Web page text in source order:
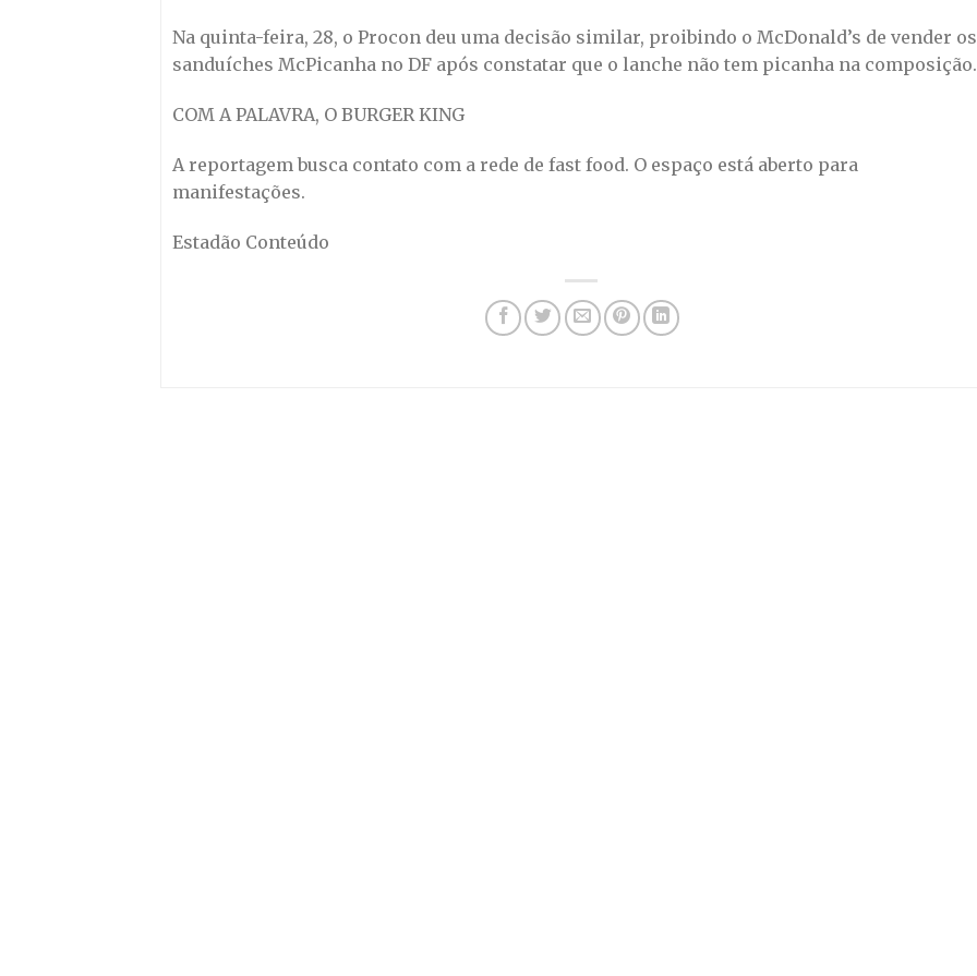
Na quinta-feira, 28, o Procon deu uma decisão similar, proibindo o McDonald’s de vender os
sanduíches McPicanha no DF após constatar que o lanche não tem picanha na composição.
COM A PALAVRA, O BURGER KING
A reportagem busca contato com a rede de fast food. O espaço está aberto para
manifestações.
Estadão Conteúdo